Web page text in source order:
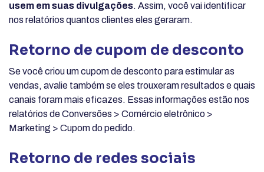
usem em suas divulgações. Assim, você vai identificar
nos relatórios quantos clientes eles geraram.
Retorno de cupom de desconto
Se você criou um cupom de desconto para estimular as
vendas, avalie também se eles trouxeram resultados e quais
canais foram mais eficazes. Essas informações estão nos
relatórios de Conversões > Comércio eletrônico >
Marketing > Cupom do pedido.
Retorno de redes sociais